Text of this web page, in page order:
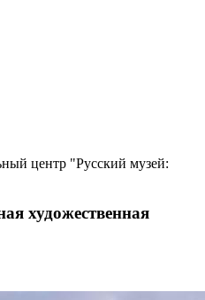
центр "Русский музей:
художественная